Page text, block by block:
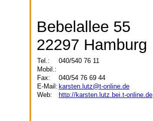
Bebelallee 55
22297 Hamburg
Tel.:
040/540 76 11
Mobil.:
Fax:
040/54 76 69 44
E-Mail: karsten.lutz@t-online.de
Web:
http://karsten.lutz.bei.t-online.de